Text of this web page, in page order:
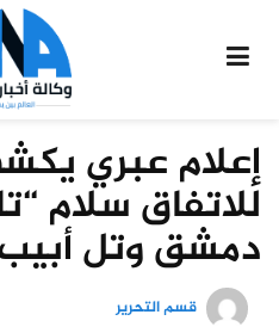
إعلام عبري
للاتفاق سلام
دمشق وتل
قسم التحرير